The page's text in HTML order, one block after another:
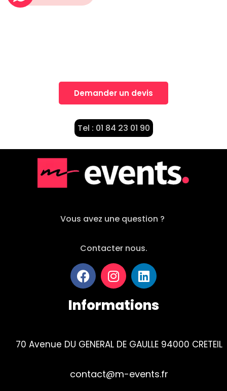
Demander un devis
Tel : 01 84 23 01 90
Vous avez une question ?
Contacter nous.
Informations
70 Avenue DU GENERAL DE GAULLE 94000 CRETEIL
contact@m-events.fr